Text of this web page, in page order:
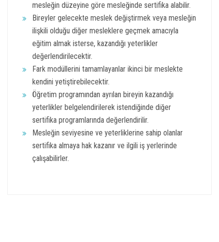
mesleğin düzeyine göre mesleğinde sertifika alabilir.
Bireyler gelecekte meslek değiştirmek veya mesleğin
ilişkili olduğu diğer mesleklere geçmek amacıyla
eğitim almak isterse, kazandığı yeterlikler
değerlendirilecektir.
Fark modüllerini tamamlayanlar ikinci bir meslekte
kendini yetiştirebilecektir.
Öğretim programından ayrılan bireyin kazandığı
yeterlikler belgelendirilerek istendiğinde diğer
sertifika programlarında değerlendirilir.
Mesleğin seviyesine ve yeterliklerine sahip olanlar
sertifika almaya hak kazanır ve ilgili iş yerlerinde
çalışabilirler.